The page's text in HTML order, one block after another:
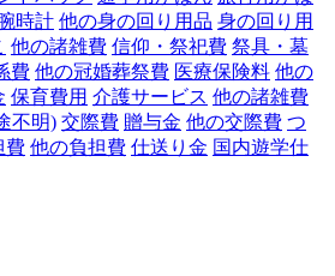
時計 他の身の回り用品 身の回り用
他の諸雑費 信仰・祭祀費 祭具・墓
費 他の冠婚葬祭費 医療保険料 他の
保育費用 介護サービス 他の諸雑費
不明) 交際費 贈与金 他の交際費 つ
費 他の負担費 仕送り金 国内遊学仕